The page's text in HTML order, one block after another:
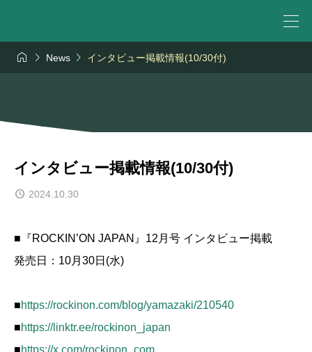
  News  インタビュー掲載情報(10/30付)
インタビュー掲載情報(10/30付)
2024.10.30
■『ROCKIN’ON JAPAN』12月号 インタビュー掲載
発売日：10月30日(水)
■https://rockinon.com/blog/yamazaki/210540
■https://linktr.ee/rockinon_japan
■https://x.com/rockinon_com